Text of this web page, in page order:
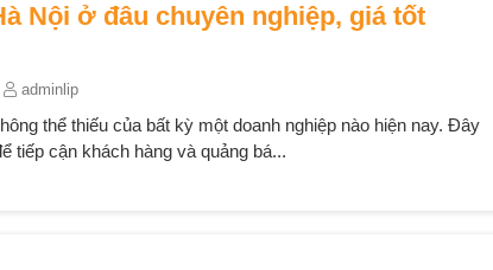
Nội ở đâu chuyên nghiệp, giá tốt
adminlip
thể thiếu của bất kỳ một doanh nghiệp nào hiện nay. Đây
tiếp cận khách hàng và quảng bá...